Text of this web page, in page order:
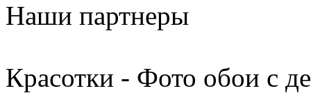
Наши партнеры
Красотки - Фото обои с